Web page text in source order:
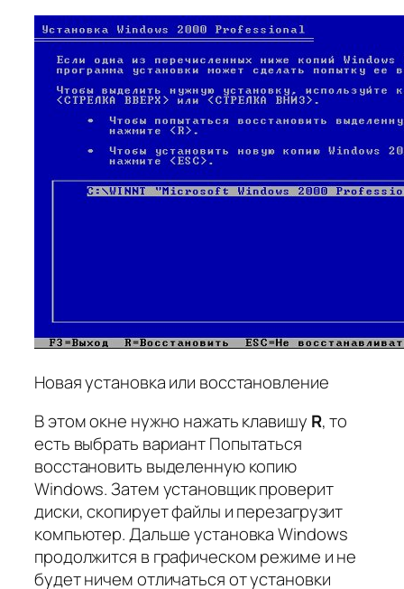
Новая установка или восстановление
В этом окне нужно нажать клавишу R, то
есть выбрать вариантПопытаться
восстановить выделенную копию
Windows. Затем установщик проверит
диски, скопирует файлы и перезагрузит
компьютер. Дальше установка Windows
продолжится в графическом режиме и не
будет ничем отличаться от установки